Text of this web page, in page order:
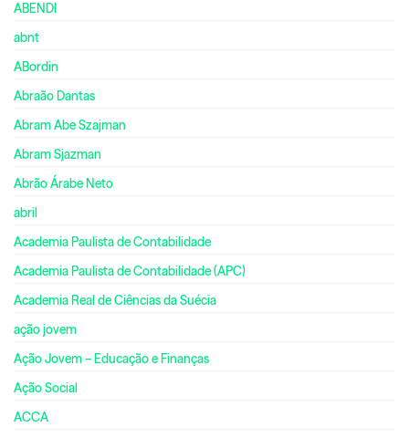
ABENDI
abnt
ABordin
Abraão Dantas
Abram Abe Szajman
Abram Sjazman
Abrão Árabe Neto
abril
Academia Paulista de Contabilidade
Academia Paulista de Contabilidade (APC)
Academia Real de Ciências da Suécia
ação jovem
Ação Jovem – Educação e Finanças
Ação Social
ACCA